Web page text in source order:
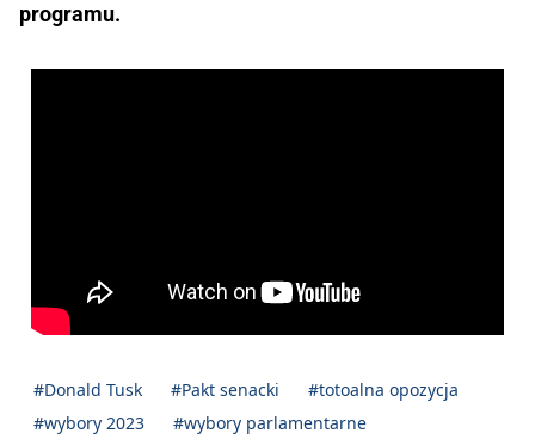
programu.
#Donald Tusk #Pakt senacki
#totoalna opozycja
#wybory 2023
#wybory parlamentarne